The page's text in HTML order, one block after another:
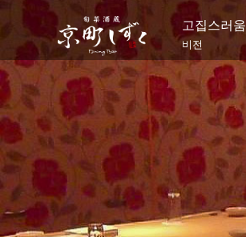
고집스러움
비전